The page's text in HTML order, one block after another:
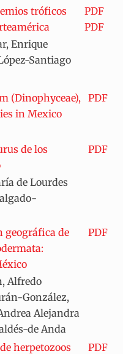
tróficos
PDF
PDF
Enrique
Santiago
(Dinophyceae),
in Mexico
PDF
de los
PDF
de Lourdes
geográfica de
PDF
Alfredo
González,
Alejandra
de Anda
herpetozoos
PDF